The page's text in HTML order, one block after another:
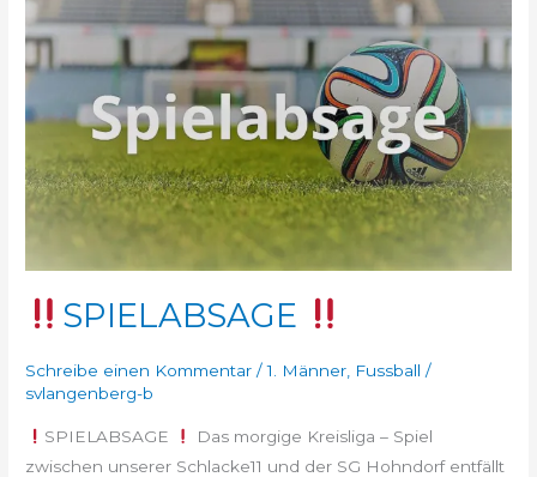
SPIELABSAGE
Schreibe einen Kommentar /1. Männer, Fussball /
svlangenberg-b
SPIELABSAGE
Das morgige Kreisliga – Spiel
zwischen unserer Schlacke11 und der SG Hohndorf entfällt
SPIELABSAGE